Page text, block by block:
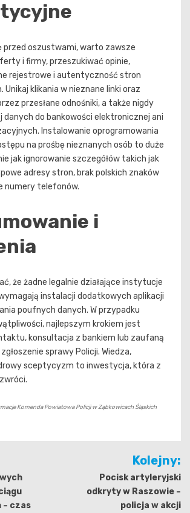
przed oszustwami, warto zawsze
i firmy, przeszukiwać opinie,
rejestrowe i autentyczność stron
klikania w nieznane linki oraz
przesłane odnośniki, a także nigdy
danych do bankowości elektronicznej ani
Instalowanie oprogramowania
na prośbę nieznanych osób to duże
jak ignorowanie szczegółów takich jak
adresy stron, brak polskich znaków
numery telefonów.
i
że żadne legalnie działające instytucje
instalacji dodatkowych aplikacji
poufnych danych. W przypadku
najlepszym krokiem jest
konsultacja z bankiem lub zaufaną
sprawy Policji. Wiedza,
sceptycyzm to inwestycja, która z
Komenda Powiatowa Policji w Ząbkowicach Śląskich
czas
Kolejny:
Pocisk artyleryjski
odkryty w Raszowie –
policja w akcji